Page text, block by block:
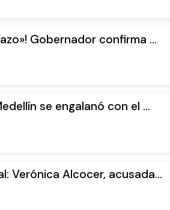
Gobernador confirma ...
se engalanó con el ...
Verónica Alcocer, acusada...